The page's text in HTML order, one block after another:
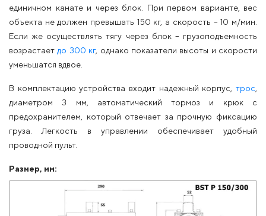
единичном канате и через блок. При первом варианте, вес
объекта не должен превышать 150 кг, а скорость – 10 м/мин.
Если же осуществлять тягу через блок – грузоподъемность
возрастаетдо 300 кг, однако показатели высоты и скорости
уменьшатся вдвое.
В комплектацию устройства входит надежный корпус, трос
диаметром 3 мм, автоматический тормоз и крюк с
предохранителем, который отвечает за прочную фиксацию
груза. Легкость в управлении обеспечивает удобный
проводной пульт.
Размер, мм: